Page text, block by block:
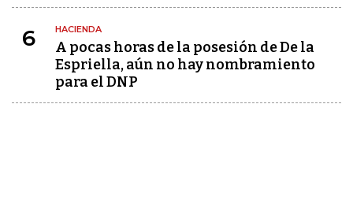
6 HACIENDA
A pocas horas de la posesión de De la
Espriella, aún no hay nombramiento
para el DNP